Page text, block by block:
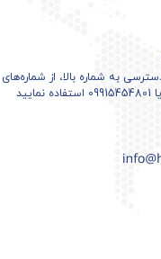
به شماره بالا، از شماره‌های